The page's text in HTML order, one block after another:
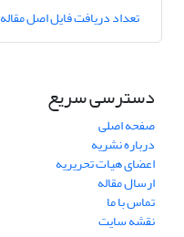
تعداد دریافت فایل اصل مقاله
دسترسی سریع
صفحه اصلی
درباره نشریه
اعضای هیات تحریریه
ارسال مقاله
تماس با ما
نقشه سایت